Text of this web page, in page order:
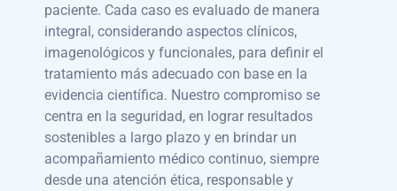
paciente. Cada caso es evaluado de manera
integral, considerando aspectos clínicos,
imagenológicos y funcionales, para definir el
tratamiento más adecuado con base en la
evidencia científica. Nuestro compromiso se
centra en la seguridad, en lograr resultados
sostenibles a largo plazo y en brindar un
acompañamiento médico continuo, siempre
desde una atención ética, responsable y